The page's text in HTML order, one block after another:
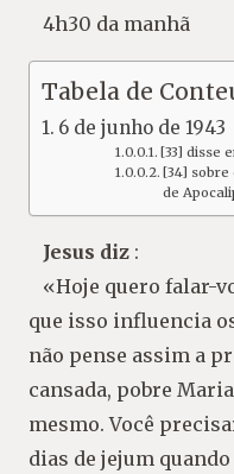
4h30 da manhã
Tabela de
6 de junho de 1943
[33] disse
[34]
de
Jesus diz :
«Hoje quero falar-
que isso influencia
não pense assim a
cansada, pobre
mesmo. Você
dias de jejum